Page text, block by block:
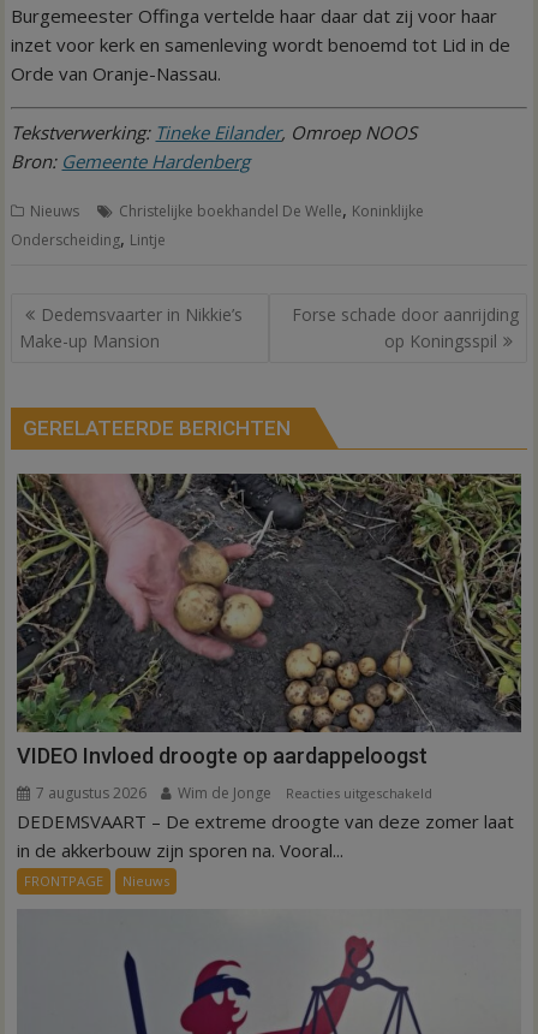
Burgemeester Offinga vertelde haar daar dat zij voor haar
inzet voor kerk en samenleving wordt benoemd tot Lid in de
Orde van Oranje-Nassau.
Tekstverwerking: Tineke Eilander, Omroep NOOS
Bron: Gemeente Hardenberg
Nieuws Christelijke boekhandel De Welle, Koninklijke
Onderscheiding, Lintje
Bericht
navigatie
Dedemsvaarter in Nikkie’s
Make-up Mansion
Forse schade door aanrijding
op Koningsspil
GERELATEERDE BERICHTEN
VIDEO Invloed droogte op aardappeloogst
7 augustus 2026 Wim de Jonge Reacties uitgeschakeld
VIDEO
DEDEMSVAART – De extreme droogte van deze zomer laat
in de akkerbouw zijn sporen na. Vooral...
FRONTPAGE Nieuws